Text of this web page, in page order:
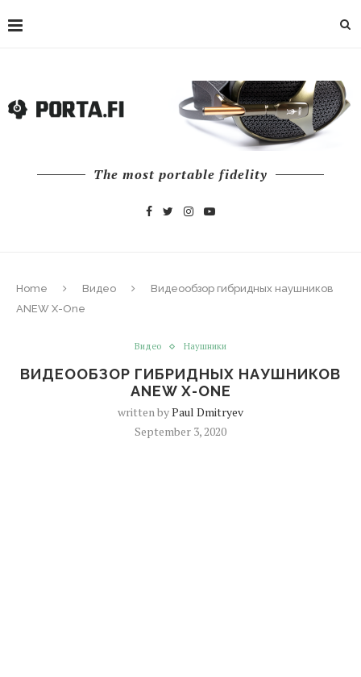
The most portable fidelity
Home Видео
Видеообзор гибридных наушников
ANEW X-One
Видео Наушники
ВИДЕООБЗОР ГИБРИДНЫХ НАУШНИКОВ
ANEW X-ONE
written byPaul Dmitryev
September 3, 2020